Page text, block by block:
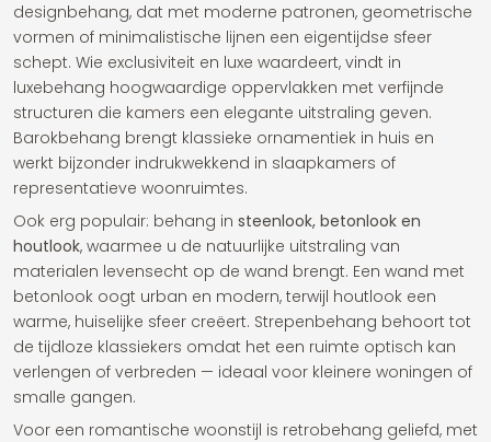
designbehang, dat met moderne patronen, geometrische
vormen of minimalistische lijnen een eigentijdse sfeer
schept. Wie exclusiviteit en luxe waardeert, vindt in
luxebehang hoogwaardige oppervlakken met verfijnde
structuren die kamers een elegante uitstraling geven.
Barokbehang brengt klassieke ornamentiek in huis en
werkt bijzonder indrukwekkend in slaapkamers of
representatieve woonruimtes.
Ook erg populair: behang in steenlook, betonlook en
houtlook, waarmee u de natuurlijke uitstraling van
materialen levensecht op de wand brengt. Een wand met
betonlook oogt urban en modern, terwijl houtlook een
warme, huiselijke sfeer creëert. Strepenbehang behoort tot
de tijdloze klassiekers omdat het een ruimte optisch kan
verlengen of verbreden — ideaal voor kleinere woningen of
smalle gangen.
Voor een romantische woonstijl is retrobehang geliefd, met